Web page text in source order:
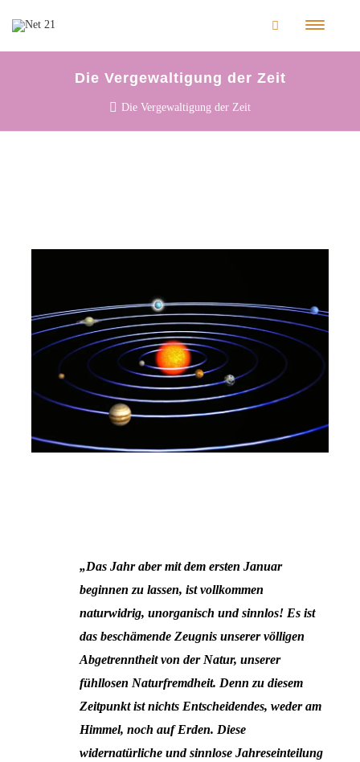
Die Vergewaltigung der Zeit
Die Vergewaltigung der Zeit
„Das Jahr aber mit dem ersten Januar
beginnen zu lassen, ist vollkommen
naturwidrig, unorganisch und sinnlos! Es ist
das beschämende Zeugnis unserer völligen
Abgetrenntheit von der Natur, unserer
fühllosen Naturfremdheit. Denn zu diesem
Zeitpunkt ist nichts Entscheidendes, weder am
Himmel, noch auf Erden. Diese
widernatürliche und sinnlose Jahreseinteilung